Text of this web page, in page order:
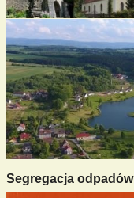
Segregacja odpadów